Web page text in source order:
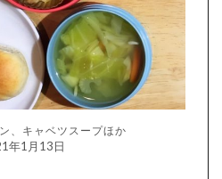
、キャベツスープほか
年1月13日